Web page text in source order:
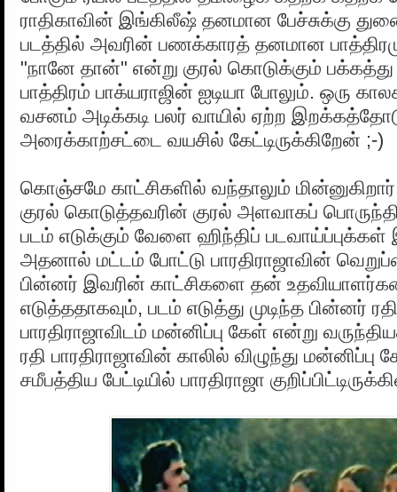
ராதிகாவின் இங்கிலீஷ் தனமான பேச்சுக்கு
படத்தில் அவரின் பணக்காரத் தனமான
"நானே தான்" என்று குரல் கொடுக்கும் பக்கத்து
பாத்திரம் பாக்யராஜின் ஐடியா போலும். ஒரு
வசனம் அடிக்கடி பலர் வாயில் ஏற்ற
அரைக்காற்சட்டை வயசில் கேட்டிருக்கிறேன் ;-)
கொஞ்சமே காட்சிகளில் வந்தாலும் மின்னுகிறார்
குரல் கொடுத்தவரின் குரல் அளவாகப்
படம் எடுக்கும் வேளை ஹிந்திப் படவாய்ப்புக்கள்
அதனால் மட்டம் போட்டு பாரதிராஜாவின்
பின்னர் இவரின் காட்சிகளை தன்
எடுத்ததாகவும், படம் எடுத்து முடிந்த பின்னர்
பாரதிராஜாவிடம் மன்னிப்பு கேள் என்று
ரதி பாரதிராஜாவின் காலில் விழுந்து மன்னிப்பு
சமீபத்திய பேட்டியில் பாரதிராஜா